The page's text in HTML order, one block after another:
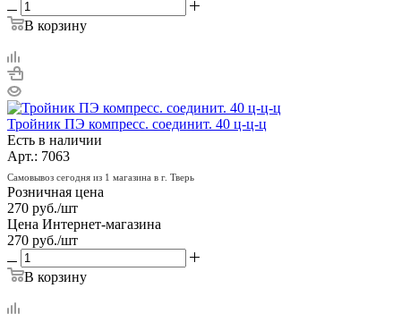
В корзину
Тройник ПЭ компресс. соединит. 40 ц-ц-ц
Есть в наличии
Арт.: 7063
Самовывоз сегодня из 1 магазина в г. Тверь
Розничная цена
270 руб./шт
Цена Интернет-магазина
270 руб./шт
В корзину